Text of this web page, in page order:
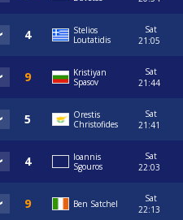
Stelios
Loutatidis
Sat
21:05
Kristiyan
Spasov
Sat
21:44
Orestis
Christofides
Sat
21:41
Ioannis
Sgouros
Sat
22:03
Ben Satchel
Sat
22:13